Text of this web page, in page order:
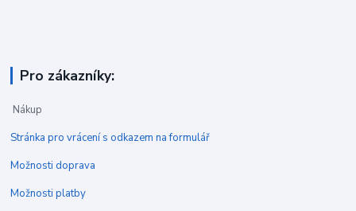
Pro zákazníky:
Nákup
Stránka pro vrácení s odkazem na formulář
Možnosti doprava
Možnosti platby